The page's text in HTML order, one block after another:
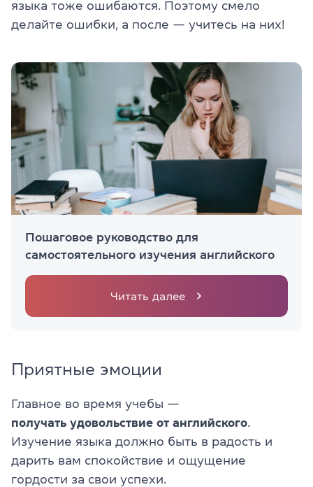
языка тоже ошибаются. Поэтому смело
делайте ошибки, а после — учитесь на них!
Пошаговое руководство для
самостоятельного изучения английского
Читать далее
Приятные эмоции
Главное во время учебы —
получать удовольствие от английского.
Изучение языка должно быть в радость и
дарить вам спокойствие и ощущение
гордости за свои успехи.